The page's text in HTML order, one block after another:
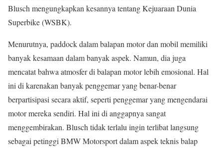
Blusch mengungkapkan kesannya tentang Kejuaraan Dunia
Superbike (WSBK).
Menurutnya, paddock dalam balapan motor dan mobil memiliki
banyak kesamaan dalam banyak aspek. Namun, dia juga
mencatat bahwa atmosfer di balapan motor lebih emosional. Hal
ini di karenakan banyak penggemar yang benar-benar
berpartisipasi secara aktif, seperti penggemar yang mengendarai
motor mereka sendiri. Hal ini di anggapnya sangat
menggembirakan. Blusch tidak terlalu ingin terlibat langsung
sebagai petinggi BMW Motorsport dalam aspek teknis balap